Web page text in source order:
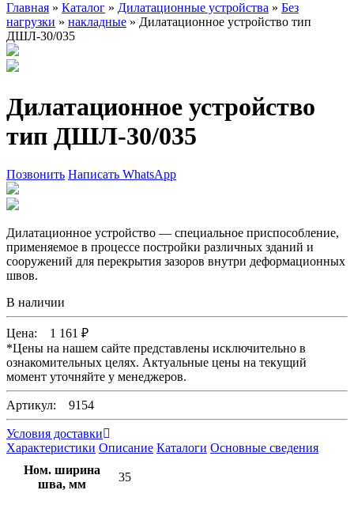
Главная » Каталог » Дилатационные устройства » Без
нагрузки » накладные » Дилатационное устройство тип
ДШЛ-30/035
Дилатационное устройство
тип ДШЛ-30/035
Позвонить Написать WhatsApp
Дилатационное устройство — специальное приспособление,
применяемое в процессе постройки различных зданий и
сооружений для перекрытия зазоров внутри деформационных
швов.
В наличии
Цена: 1 161 ₽
*Цены на нашем сайте представлены исключительно в
ознакомительных целях. Актуальные цены на текущий
момент уточняйте у менеджеров.
Артикул: 9154
Условия доставки
Характеристики Описание Каталоги Основные сведения
Ном. ширина
шва, мм
35